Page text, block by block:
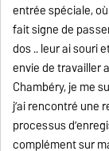
entrée spéciale,
fait signe de
dos .. leur ai souri
envie de travailler
Chambéry, je me
j’ai rencontré une
processus
complément sur